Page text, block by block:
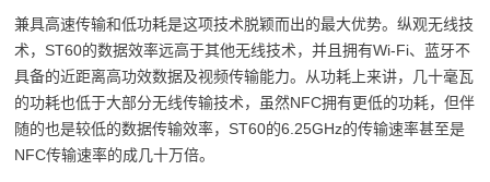
兼具高速传输和低功耗是这项技术脱颖而出的最大优势。纵观无线技
术，ST60的数据效率远高于其他无线技术，并且拥有Wi-Fi、蓝牙不
具备的近距离高功效数据及视频传输能力。从功耗上来讲，几十毫瓦
的功耗也低于大部分无线传输技术，虽然NFC拥有更低的功耗，但伴
随的也是较低的数据传输效率，ST60的6.25GHz的传输速率甚至是
NFC传输速率的成几十万倍。